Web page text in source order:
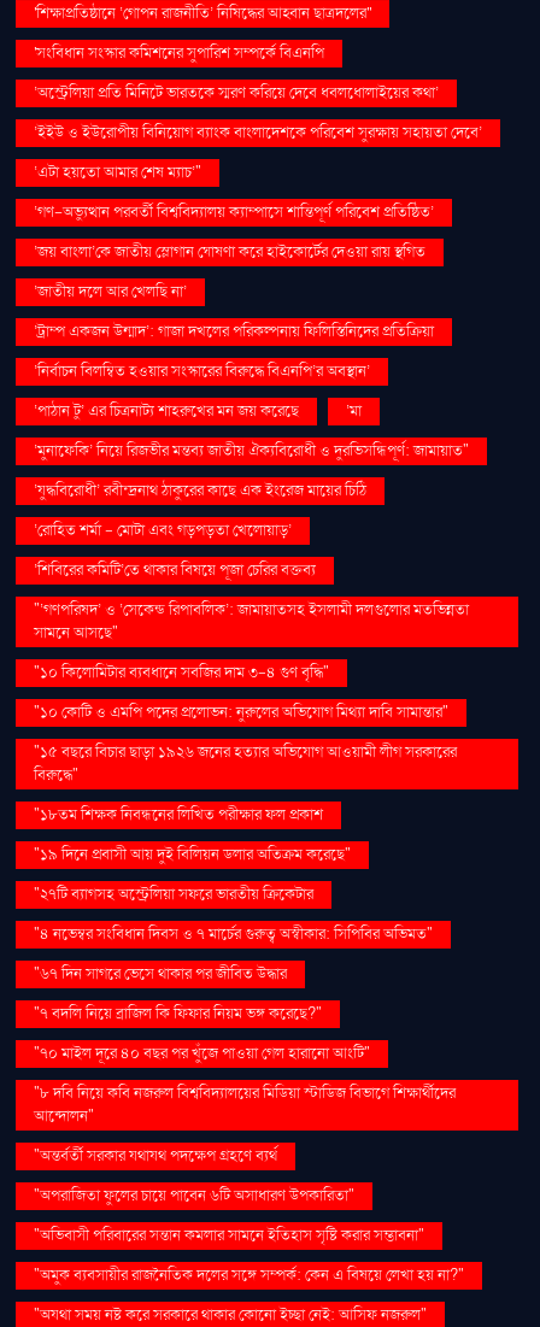
'শিক্ষাপ্রতিষ্ঠানে ‘গোপন রাজনীতি’ নিষিদ্ধের আহ্বান ছাত্রদলের''
'সংবিধান সংস্কার কমিশনের সুপারিশ সম্পর্কে বিএনপি
‘অস্ট্রেলিয়া প্রতি মিনিটে ভারতকে স্মরণ করিয়ে দেবে ধবলধোলাইয়ের কথা’
‘ইইউ ও ইউরোপীয় বিনিয়োগ ব্যাংক বাংলাদেশকে পরিবেশ সুরক্ষায় সহায়তা দেবে’
‘এটা হয়তো আমার শেষ ম্যাচ’"
‘গণ–অভ্যুত্থান পরবর্তী বিশ্ববিদ্যালয় ক্যাম্পাসে শান্তিপূর্ণ পরিবেশ প্রতিষ্ঠিত’
‘জয় বাংলা’কে জাতীয় স্লোগান ঘোষণা করে হাইকোর্টের দেওয়া রায় স্থগিত
‘জাতীয় দলে আর খেলছি না’
‘ট্রাম্প একজন উন্মাদ’: গাজা দখলের পরিকল্পনায় ফিলিস্তিনিদের প্রতিক্রিয়া
‘নির্বাচন বিলম্বিত হওয়ার সংস্কারের বিরুদ্ধে বিএনপি’র অবস্থান’
‘পাঠান টু’ এর চিত্রনাট্য শাহরুখের মন জয় করেছে
‘মা
‘মুনাফেকি’ নিয়ে রিজভীর মন্তব্য জাতীয় ঐক্যবিরোধী ও দুরভিসন্ধিপূর্ণ: জামায়াত"
‘যুদ্ধবিরোধী’ রবীন্দ্রনাথ ঠাকুরের কাছে এক ইংরেজ মায়ের চিঠি
‘রোহিত শর্মা - মোটা এবং গড়পড়তা খেলোয়াড়’
‘শিবিরের কমিটি’তে থাকার বিষয়ে পূজা চেরির বক্তব্য
"‘গণপরিষদ’ ও ‘সেকেন্ড রিপাবলিক’: জামায়াতসহ ইসলামী দলগুলোর মতভিন্নতা
সামনে আসছে"
"১০ কিলোমিটার ব্যবধানে সবজির দাম ৩-৪ গুণ বৃদ্ধি"
"১০ কোটি ও এমপি পদের প্রলোভন: নুরুলের অভিযোগ মিথ্যা দাবি সামান্তার"
"১৫ বছরে বিচার ছাড়া ১৯২৬ জনের হত্যার অভিযোগ আওয়ামী লীগ সরকারের
বিরুদ্ধে"
"১৮তম শিক্ষক নিবন্ধনের লিখিত পরীক্ষার ফল প্রকাশ
"১৯ দিনে প্রবাসী আয় দুই বিলিয়ন ডলার অতিক্রম করেছে"
"২৭টি ব্যাগসহ অস্ট্রেলিয়া সফরে ভারতীয় ক্রিকেটার
"৪ নভেম্বর সংবিধান দিবস ও ৭ মার্চের গুরুত্ব অস্বীকার: সিপিবির অভিমত"
"৬৭ দিন সাগরে ভেসে থাকার পর জীবিত উদ্ধার
"৭ বদলি নিয়ে ব্রাজিল কি ফিফার নিয়ম ভঙ্গ করেছে?"
"৭০ মাইল দূরে ৪০ বছর পর খুঁজে পাওয়া গেল হারানো আংটি"
"৮ দবি নিয়ে কবি নজরুল বিশ্ববিদ্যালয়ের মিডিয়া স্টাডিজ বিভাগে শিক্ষার্থীদের
আন্দোলন"
"অন্তর্বর্তী সরকার যথাযথ পদক্ষেপ গ্রহণে ব্যর্থ
"অপরাজিতা ফুলের চায়ে পাবেন ৬টি অসাধারণ উপকারিতা"
"অভিবাসী পরিবারের সন্তান কমলার সামনে ইতিহাস সৃষ্টি করার সম্ভাবনা"
"অমুক ব্যবসায়ীর রাজনৈতিক দলের সঙ্গে সম্পর্ক: কেন এ বিষয়ে লেখা হয় না?"
"অযথা সময় নষ্ট করে সরকারে থাকার কোনো ইচ্ছা নেই: আসিফ নজরুল"